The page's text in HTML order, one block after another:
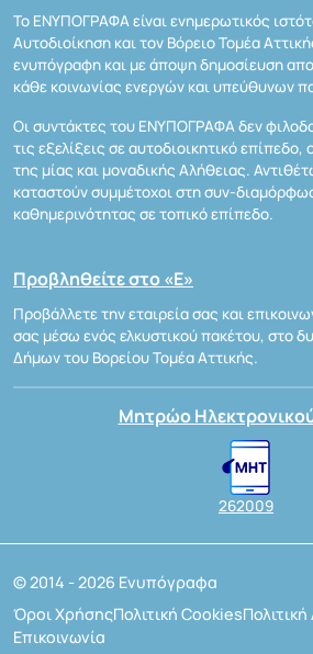
Το ΕΝΥΠΟΓΡΑΦΑ είναι ενημερωτικός
Αυτοδιοίκηση και τον Βόρειο Τομέα
ενυπόγραφη και με άποψη δημοσίευση
κάθε κοινωνίας ενεργών και υπεύθυνων
Οι συντάκτες του ΕΝΥΠΟΓΡΑΦΑ δεν
τις εξελίξεις σε αυτοδιοικητικό επίπεδο,
της μίας και μοναδικής Αλήθειας.
καταστούν συμμέτοχοι στη συν-
καθημερινότητας σε τοπικό επίπεδο.
Προβληθείτε στο «Ε»
Προβάλλετε την εταιρεία σας και
σας μέσω ενός ελκυστικού πακέτου, στο
Δήμων του Βορείου Τομέα Αττικής.
Μητρώο
262009
© 2014 - 2026 Ενυπόγραφα
Όροι ΧρήσηςΠολιτική Cookies
Επικοινωνία